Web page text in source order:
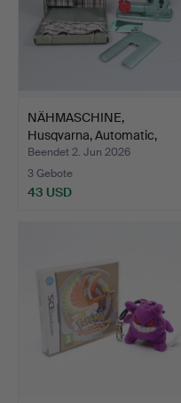
NÄHMASCHINE,
Husqvarna, Automatic,
Mitte/z…
Beendet 2. Jun 2026
3 Gebote
43 USD